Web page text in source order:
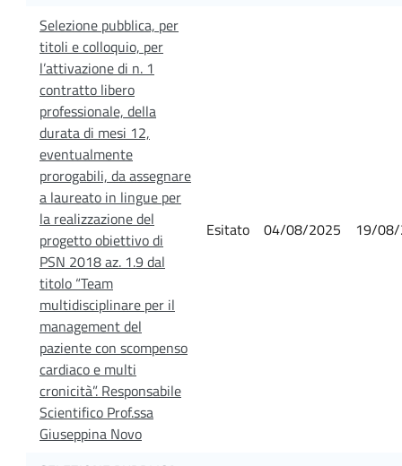
Selezione pubblica, per
titoli e colloquio, per
l’attivazione di n. 1
contratto libero
professionale, della
durata di mesi 12,
eventualmente
prorogabili, da assegnare
a laureato in lingue per
la realizzazione del
progetto obiettivo di
PSN 2018 az. 1.9 dal
titolo “Team
multidisciplinare per il
management del
paziente con scompenso
cardiaco e multi
cronicità”. Responsabile
Scientifico Prof.ssa
Giuseppina Novo
Esitato 04/08/2025 19/